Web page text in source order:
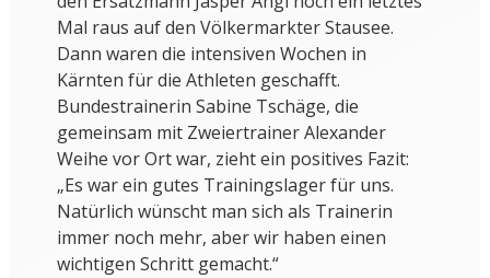
Mal raus auf den Völkermarkter Stausee.
Dann waren die intensiven Wochen in
Kärnten für die Athleten geschafft.
Bundestrainerin Sabine Tschäge, die
gemeinsam mit Zweiertrainer Alexander
Weihe vor Ort war, zieht ein positives Fazit:
„Es war ein gutes Trainingslager für uns.
Natürlich wünscht man sich als Trainerin
immer noch mehr, aber wir haben einen
wichtigen Schritt gemacht.“